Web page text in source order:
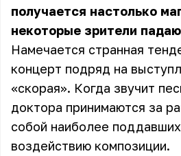
получается настолько
некоторые зрители
Намечается странная
концерт подряд на
«скорая». Когда звучит
доктора принимаются за
собой наиболее
воздействию композиции.